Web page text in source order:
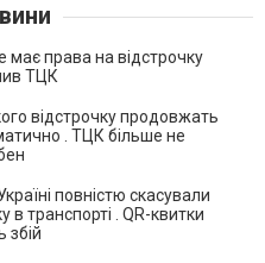
має права на відстрочку
ТЦК
відстрочку продовжать
. ТЦК більше не
повністю скасували
в транспорті . QR-квитки
збій